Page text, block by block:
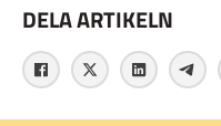
DELA ARTIKELN